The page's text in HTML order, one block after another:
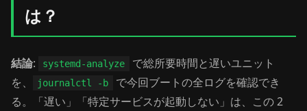
は？
結論: systemd-analyze
で総所要時間と遅いユニット
を、
journalctl -b
で今回ブートの全ログを確認でき
る。「遅い」「特定サービスが起動しない」は、この 2